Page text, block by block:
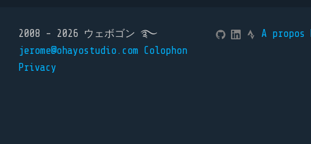
2008 - 2026 ウェボゴン ࿐
jerome@ohayostudio.com Colophon
Privacy
A propos